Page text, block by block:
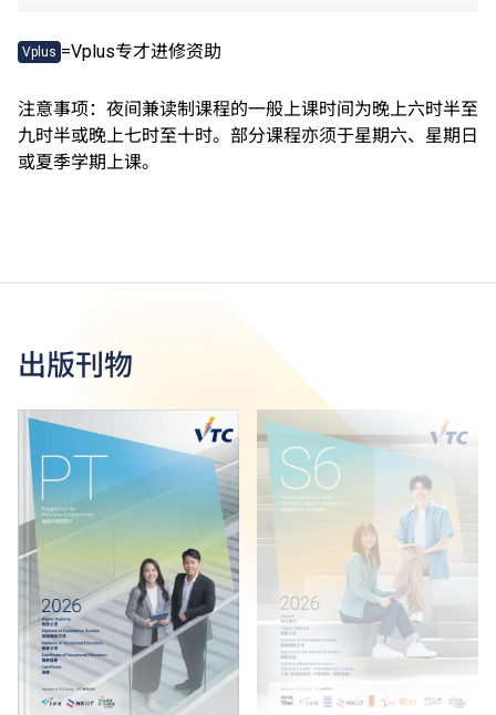
Vplus =Vplus专才进修资助
注意事项：夜间兼读制课程的一般上课时间为晚上六时半至
九时半或晚上七时至十时。部分课程亦须于星期六、星期日
或夏季学期上课。
出版刊物